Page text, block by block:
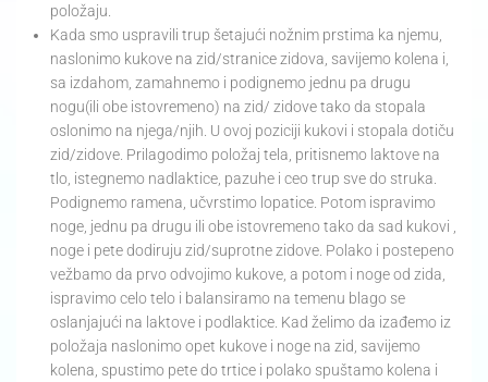
položaju.
Kada smo uspravili trup šetajući nožnim prstima ka njemu,
naslonimo kukove na zid/stranice zidova, savijemo kolena i,
sa izdahom, zamahnemo i podignemo jednu pa drugu
nogu(ili obe istovremeno) na zid/ zidove tako da stopala
oslonimo na njega/njih. U ovoj poziciji kukovi i stopala dotiču
zid/zidove. Prilagodimo položaj tela, pritisnemo laktove na
tlo, istegnemo nadlaktice, pazuhe i ceo trup sve do struka.
Podignemo ramena, učvrstimo lopatice. Potom ispravimo
noge, jednu pa drugu ili obe istovremeno tako da sad kukovi ,
noge i pete dodiruju zid/suprotne zidove. Polako i postepeno
vežbamo da prvo odvojimo kukove, a potom i noge od zida,
ispravimo celo telo i balansiramo na temenu blago se
oslanjajući na laktove i podlaktice. Kad želimo da izađemo iz
položaja naslonimo opet kukove i noge na zid, savijemo
kolena, spustimo pete do trtice i polako spuštamo kolena i